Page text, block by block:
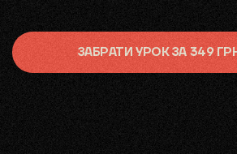
ЗАБРАТИ УРОК ЗА 349